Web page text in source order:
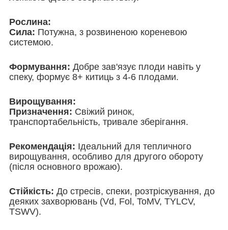
Рослина:
Сила: Потужна, з розвиненою кореневою
системою.
Формування: Добре зав'язує плоди навіть у
спеку, формує 8+ китиць з 4-6 плодами.
Вирощування:
Призначення: Свіжий ринок,
транспортабельність, тривале зберігання.
Рекомендація: Ідеальний для тепличного
вирощування, особливо для другого обороту
(після основного врожаю).
Стійкість: До стресів, спеки, розтріскування, до
деяких захворювань (Vd, Fol, ToMV, TYLCV,
TSWV).